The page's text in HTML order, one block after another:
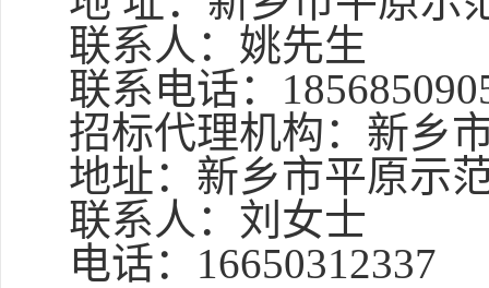
联系人： 姚先生
联系电话：
招标代理机构：新乡
地址：新乡市平原示
联系人： 刘女士
电话： 16650312337